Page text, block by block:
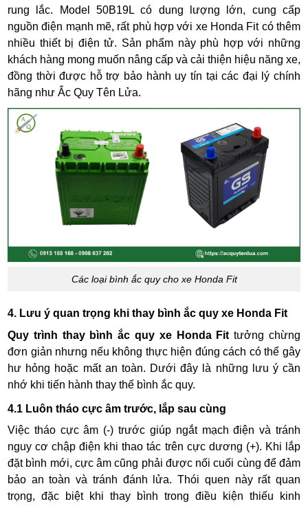
rung lắc. Model 50B19L có dung lượng lớn, cung cấp
nguồn điện mạnh mẽ, rất phù hợp với xe Honda Fit có thêm
nhiều thiết bị điện tử. Sản phẩm này phù hợp với những
khách hàng mong muốn nâng cấp và cải thiện hiệu năng xe,
đồng thời được hỗ trợ bảo hành uy tín tại các đại lý chính
hãng như Ắc Quy Tên Lửa.
Các loại bình ắc quy cho xe Honda Fit
4. Lưu ý quan trọng khi thay bình ắc quy xe Honda Fit
Quy trình thay bình ắc quy xe Honda Fit tưởng chừng
đơn giản nhưng nếu không thực hiện đúng cách có thể gây
hư hỏng hoặc mất an toàn. Dưới đây là những lưu ý cần
nhớ khi tiến hành thay thế bình ắc quy.
4.1 Luôn tháo cực âm trước, lắp sau cùng
Việc tháo cực âm (-) trước giúp ngắt mạch điện và tránh
nguy cơ chập điện khi thao tác trên cực dương (+). Khi lắp
đặt bình mới, cực âm cũng phải được nối cuối cùng để đảm
bảo an toàn và tránh đánh lửa. Thói quen này rất quan
trọng, đặc biệt khi thay bình trong điều kiện thiếu kinh